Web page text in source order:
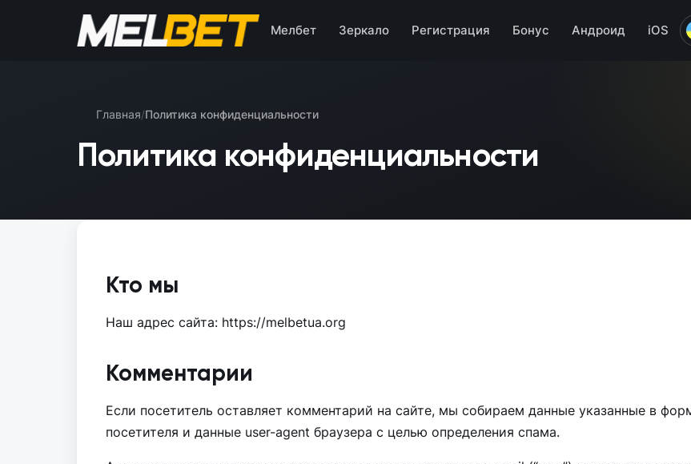
Мелбет Зеркало Регистрация Бонус Андроид iOS
Главная/Политика конфиденциальности
Политика конфиденциальности
Кто мы
Наш адрес сайта: https://melbetua.org
Комментарии
Если посетитель оставляет комментарий на сайте, мы собираем данные указанные в
посетителя и данные user-agent браузера с целью определения спама.